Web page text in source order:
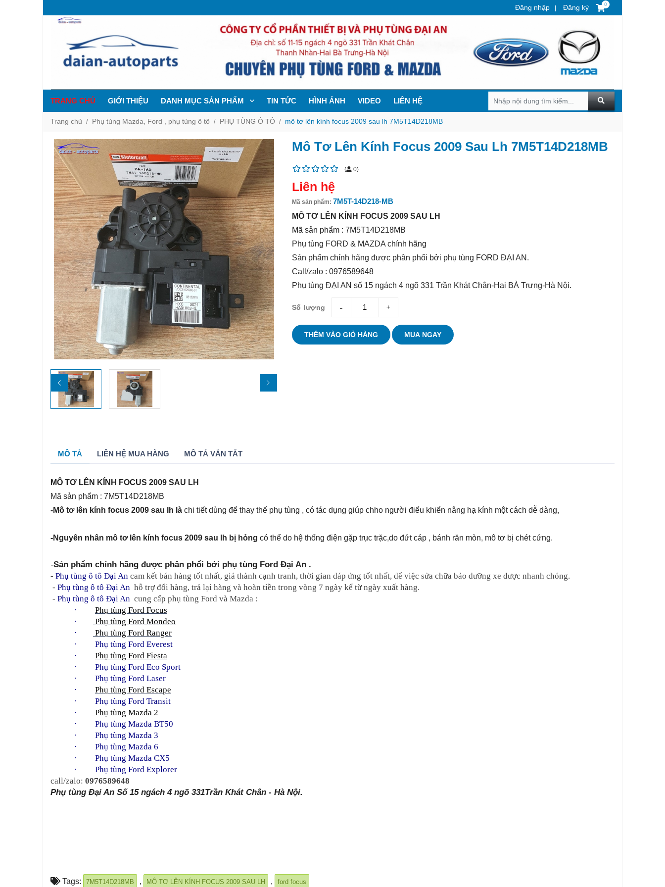
Đăng nhập Đăng ký 0
TRANG CHỦ GIỚI THIỆU DANH MỤC SẢN PHẨM TIN TỨC HÌNH ẢNH VIDEO LIÊN HỆ
Trang chủ Phụ tùng Mazda, Ford , phụ tùng ô tô PHỤ TÙNG Ô TÔ mô tơ lên kính focus 2009 sau lh 7M5T14D218MB
Mô Tơ Lên Kính Focus 2009 Sau Lh 7M5T14D218MB
( 0)
Liên hệ
Mã sản phẩm: 7M5T-14D218-MB
MÔ TƠ LÊN KÍNH FOCUS 2009 SAU LH
Mã sản phẩm : 7M5T14D218MB
Phụ tùng FORD & MAZDA chính hãng
Sản phẩm chính hãng được phân phối bởi phụ tùng FORD ĐẠI AN.
Call/zalo : 0976589648
Phụ tùng ĐẠI AN số 15 ngách 4 ngõ 331 Trần Khát Chân-Hai BÀ Trưng-Hà Nội.
Số lượng giam tang
THÊM VÀO GIỎ HÀNG MUA NGAY
MÔ TẢ LIÊN HỆ MUA HÀNG MÔ TẢ VẮN TẮT
MÔ TƠ LÊN KÍNH FOCUS 2009 SAU LH
Mã sản phẩm : 7M5T14D218MB
-Mô tơ lên kính focus 2009 sau lh là chi tiết dùng để thay thế phụ tùng , có tác dụng giúp chho người điểu khiển nâng hạ kính một cách dễ dàng,
-Nguyên nhân mô tơ lên kính focus 2009 sau lh bị hỏng có thể do hệ thống điện gặp trục trặc,do đứt cáp , bánh răn mòn, mô tơ bị chét cứng.
-Sản phẩm chính hãng được phân phổi bởi phụ tùng Ford Đại An .
- Phụ tùng ô tô Đại An cam kết bán hàng tốt nhất, giá thành cạnh tranh, thời gian đáp ứng tốt nhất, để việc sửa chữa bảo dưỡng xe được nhanh chóng.
- Phụ tùng ô tô Đại An hỗ trợ đổi hàng, trả lại hàng và hoàn tiền trong vòng 7 ngày kể từ ngày xuất hàng.
- Phụ tùng ô tô Đại An cung cấp phụ tùng Ford và Mazda :
· Phụ tùng Ford Focus
·
Phụ tùng Ford Mondeo
·
Phụ tùng Ford Ranger
·
Phụ tùng Ford Everest
· Phụ tùng Ford Fiesta
·
Phụ tùng Ford Eco Sport
·
Phụ tùng Ford Laser
· Phụ tùng Ford Escape
·
Phụ tùng Ford Transit
·
Phụ tùng Mazda 2
·
Phụ tùng Mazda BT50
·
Phụ tùng Mazda 3
·
Phụ tùng Mazda 6
·
Phụ tùng Mazda CX5
·
Phụ tùng Ford Explorer
call/zalo: 0976589648
Phụ tùng Đại An Số 15 ngách 4 ngõ 331Trần Khát Chân - Hà Nội.
Tags: 7M5T14D218MB , MÔ TƠ LÊN KÍNH FOCUS 2009 SAU LH , ford focus